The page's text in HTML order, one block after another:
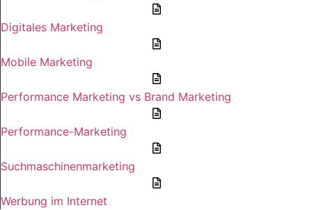
Digitales Marketing
Mobile Marketing
Performance Marketing vs Brand Marketing
Performance-Marketing
Suchmaschinenmarketing
Werbung im Internet